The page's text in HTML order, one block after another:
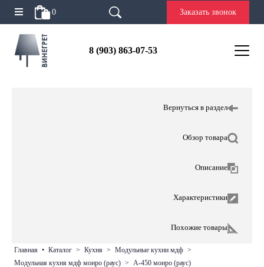
0 Заказать звонок
8 (903) 863-07-53
Вернуться в раздел
Обзор товара
Описание
Характеристики
Похожие товары
главная • каталог > кухня > модульные кухни мдф >
модульная кухня мдф монро (раус) > а-450 монро (раус)